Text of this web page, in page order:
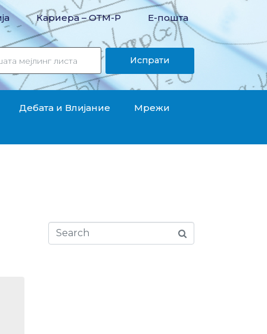
Кариера – OТМ-Р Е-пошта
Испрати
Дебата и Влијание Мрежи